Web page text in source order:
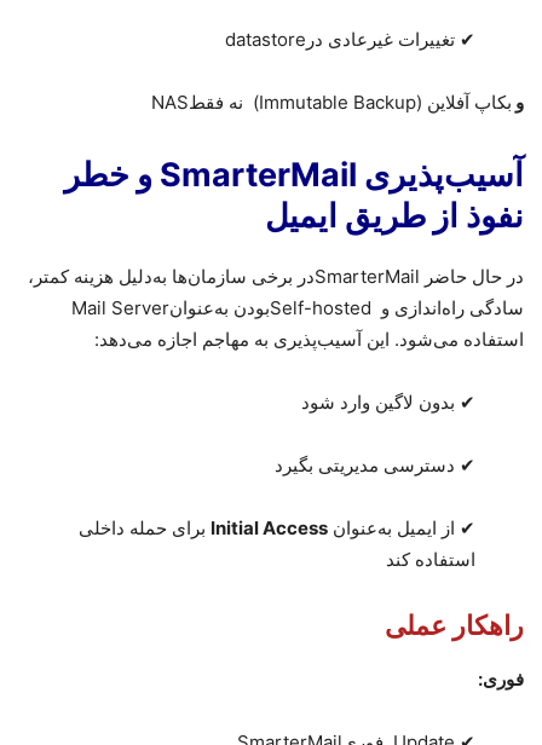
✔ تغییرات غیرعادی در datastore
و بکاپ آفلاین (Immutable Backup) نه فقطNAS
آسیب‌پذیری SmarterMail و خطر
نفوذ از طریق ایمیل
در حال حاضر SmarterMailدر برخی سازمان‌ها به‌دلیل هزینه کمتر،
سادگی راه‌اندازی و Self-hostedبودن به‌عنوانMail Server
استفاده می‌شود. این آسیب‌پذیری به مهاجم اجازه می‌دهد:
✔ بدون لاگین وارد شود
✔ دسترسی مدیریتی بگیرد
✔ از ایمیل به‌عنوان Initial Access برای حمله داخلی
استفاده کند
راهکار عملی
فوری: